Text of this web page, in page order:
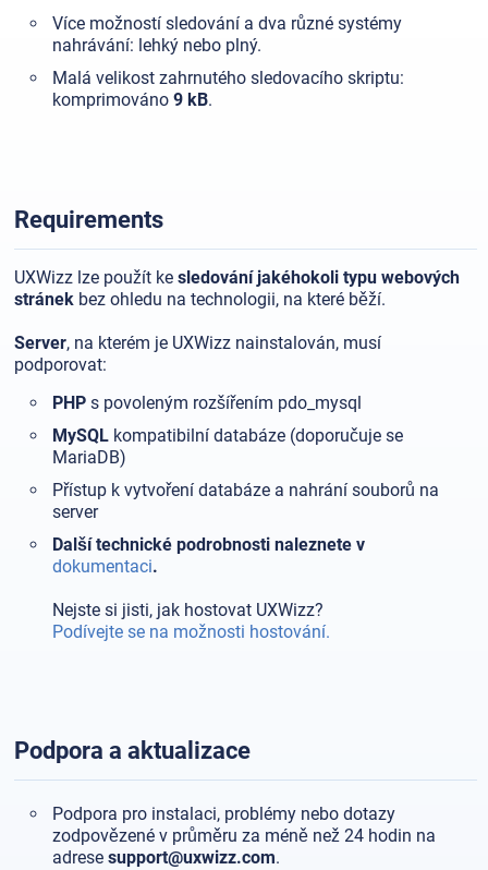
Více možností sledování a dva různé systémy
nahrávání: lehký nebo plný.
Malá velikost zahrnutého sledovacího skriptu:
komprimováno 9 kB.
Requirements
UXWizz lze použít ke sledování jakéhokoli typu webových
stránek bez ohledu na technologii, na které běží.
Server, na kterém je UXWizz nainstalován, musí
podporovat:
PHP s povoleným rozšířením pdo_mysql
MySQL kompatibilní databáze (doporučuje se
MariaDB)
Přístup k vytvoření databáze a nahrání souborů na
server
Další technické podrobnosti naleznete v
dokumentaci.
Nejste si jisti, jak hostovat UXWizz?
Podívejte se na možnosti hostování.
Podpora a aktualizace
Podpora pro instalaci, problémy nebo dotazy
zodpovězené v průměru za méně než 24 hodin na
adrese support@uxwizz.com.